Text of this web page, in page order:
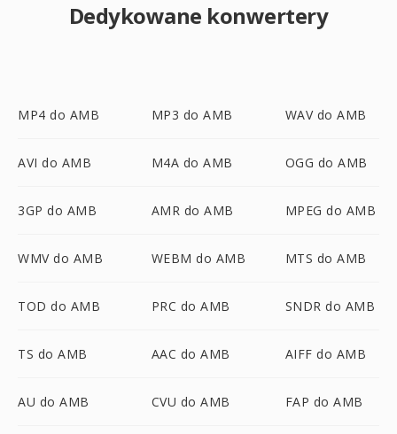
Dedykowane konwertery
MP4 do AMB MP3 do AMB WAV do AMB
AVI do AMB M4A do AMB OGG do AMB
3GP do AMB AMR do AMB MPEG do AMB
WMV do AMB WEBM do AMB MTS do AMB
TOD do AMB PRC do AMB SNDR do AMB
TS do AMB AAC do AMB AIFF do AMB
AU do AMB CVU do AMB FAP do AMB